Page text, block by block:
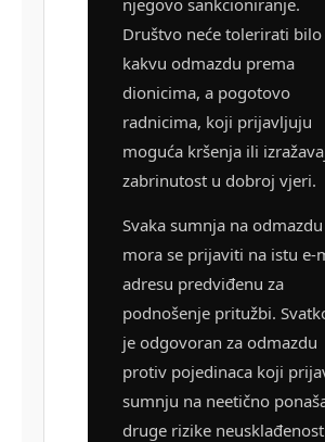
njegovo sankcioniranje.
Društvo neće tolerirati bilo
kakvu odmazdu prema
dionicima, a pogotovo
radnicima, koji prijavljuju
moguća kršenja ili
zabrinutost u dobroj vjeri.
Svaka sumnja na odmazdu
mora se prijaviti na istu e-
adresu predviđenu za
podnošenje pritužbi.
je odgovoran za odmazdu
protiv pojedinaca koji
sumnju na neetično
druge rizike